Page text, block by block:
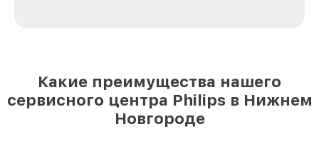
Какие преимущества нашего
сервисного центра Philips в Нижнем
Новгороде